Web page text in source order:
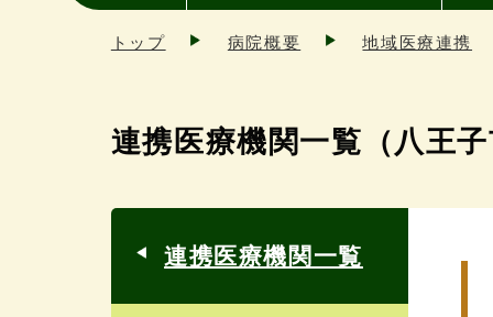
トップ 病院概要 地域医療連携
連携医療機関一覧（八王
連携医療機関一覧